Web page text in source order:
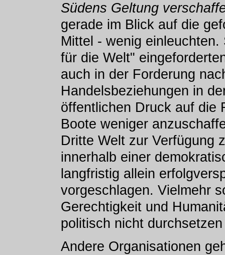
Südens Geltung
gerade im Blick auf die
Mittel - wenig
für die Welt"
auch in der Forderung
Handelsbeziehungen in
öffentlichen Druck auf die
Boote weniger
Dritte Welt zur Verfügung
innerhalb einer
langfristig allein
vorgeschlagen. Vielmehr
Gerechtigkeit und
politisch nicht
Andere Organisationen